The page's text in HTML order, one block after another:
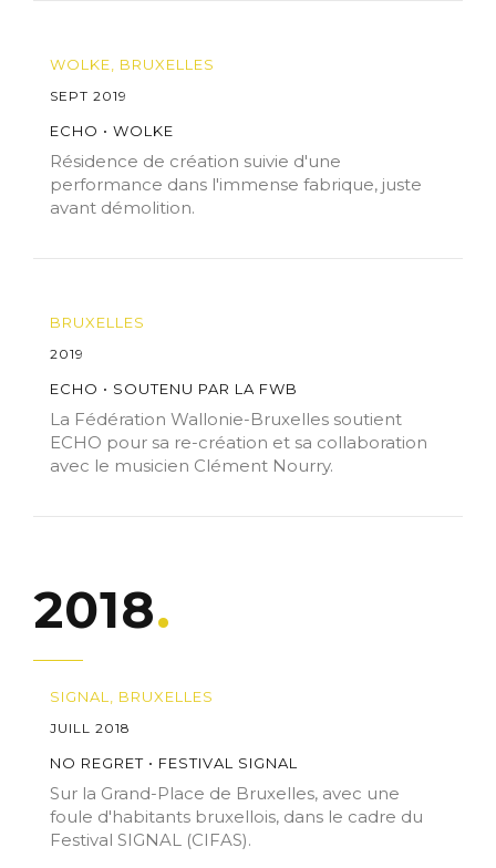
WOLKE, BRUXELLES
SEPT 2019
ECHO • WOLKE
Résidence de création suivie d'une
performance dans l'immense fabrique, juste
avant démolition.
BRUXELLES
2019
ECHO • SOUTENU PAR LA FWB
La Fédération Wallonie-Bruxelles soutient
ECHO pour sa re-création et sa collaboration
avec le musicien Clément Nourry.
2018
SIGNAL, BRUXELLES
JUILL 2018
NO REGRET • FESTIVAL SIGNAL
Sur la Grand-Place de Bruxelles, avec une
foule d'habitants bruxellois, dans le cadre du
Festival SIGNAL (CIFAS).